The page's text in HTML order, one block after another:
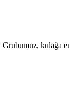
kulağa